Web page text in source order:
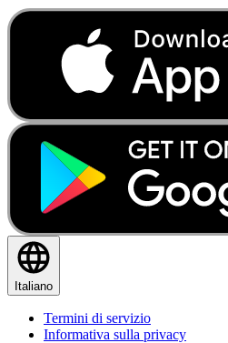
Italiano
Termini di servizio
Informativa sulla privacy